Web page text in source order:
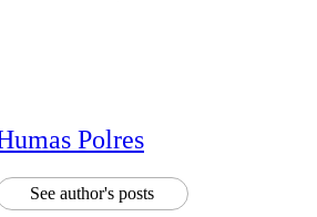
Polres
See author's posts